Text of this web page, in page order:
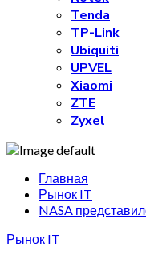
Tenda
TP-Link
Ubiquiti
UPVEL
Xiaomi
ZTE
Zyxel
Главная
Рынок IT
NASA
Рынок IT